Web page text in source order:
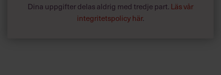
Dina uppgifter delas aldrig med tredje part. Läs vår
integritetspolicy här.